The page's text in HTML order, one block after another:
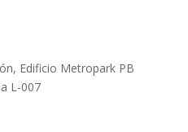
Edificio Metropark PB
L-007